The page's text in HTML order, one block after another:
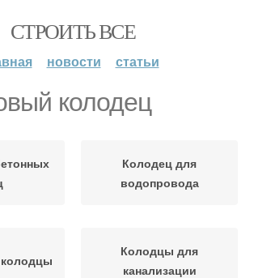
СТРОИТЬ ВСЕ
новости статьи
колодец
Колодец для
водопровода
Колодцы для
канализации